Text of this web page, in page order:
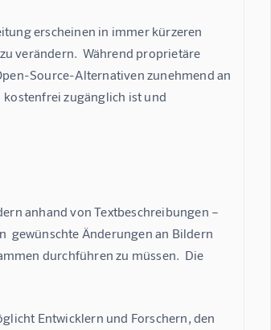
erscheinen in immer kürzeren
verändern.  Während proprietäre
Source-Alternativen zunehmend an
kostenfrei zugänglich ist und
anhand von Textbeschreibungen –
gewünschte Änderungen an Bildern
durchführen zu müssen.  Die
Entwicklern und Forschern, den